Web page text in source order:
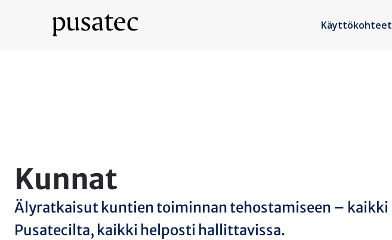
Käyttökohteet
Kunnat
Älyratkaisut kuntien toiminnan tehostamiseen – kaikki
Pusatecilta, kaikki helposti hallittavissa.